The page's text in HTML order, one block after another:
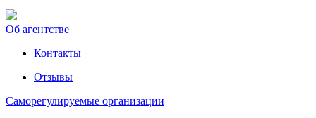
Об агентстве
Контакты
Отзывы
Саморегулируемые организации